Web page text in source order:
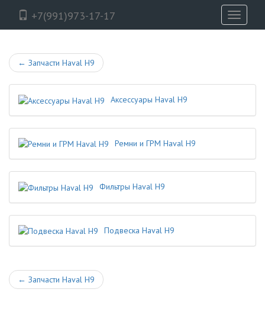
+7(991)973-17-17
Toggle
← Запчасти Haval H9
Аксессуары Haval H9
Ремни и ГРМ Haval H9
Фильтры Haval H9
Подвеска Haval H9
← Запчасти Haval H9